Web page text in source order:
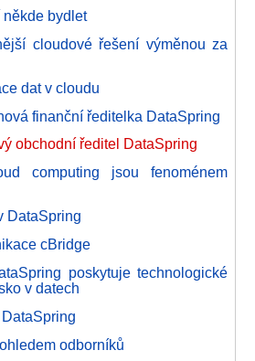
bydlet
cloudové řešení výměnou za
dat v cloudu
finanční ředitelka DataSpring
obchodní ředitel DataSpring
computing jsou fenoménem
DataSpring
cBridge
poskytuje technologické
v datech
odborníků